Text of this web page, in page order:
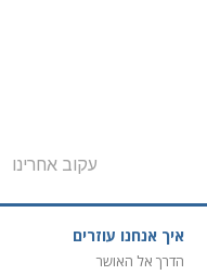
עקוב אחרינו
איך אנחנו עוזרים
הדרך אל האושר